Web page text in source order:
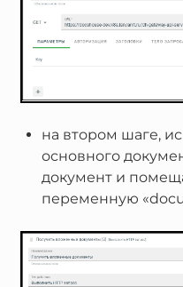
на втором шаге,
основного
документ и
переменную